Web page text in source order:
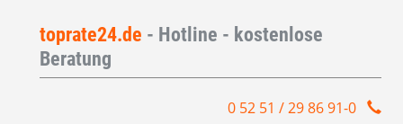
toprate24.de - Hotline - kostenlose
Beratung
0 52 51 / 29 86 91-0